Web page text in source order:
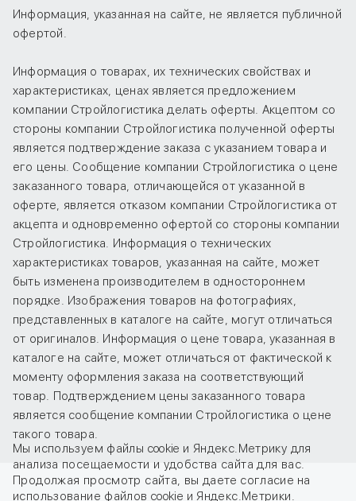
Информация, указанная на сайте, не является публичной
офертой.
Информация о товарах, их технических свойствах и
характеристиках, ценах является предложением
компании Стройлогистика делать оферты. Акцептом со
стороны компании Стройлогистика полученной оферты
является подтверждение заказа с указанием товара и
его цены. Сообщение компании Стройлогистика о цене
заказанного товара, отличающейся от указанной в
оферте, является отказом компании Стройлогистика от
акцепта и одновременно офертой со стороны компании
Стройлогистика. Информация о технических
характеристиках товаров, указанная на сайте, может
быть изменена производителем в одностороннем
порядке. Изображения товаров на фотографиях,
представленных в каталоге на сайте, могут отличаться
от оригиналов. Информация о цене товара, указанная в
каталоге на сайте, может отличаться от фактической к
моменту оформления заказа на соответствующий
товар. Подтверждением цены заказанного товара
является сообщение компании Стройлогистика о цене
такого товара.
Мы используем файлы cookie и Яндекс.Метрику для
анализа посещаемости и удобства сайта для вас.
Продолжая просмотр сайта, вы даете согласие на
использование файлов cookie и Яндекс.Метрики.